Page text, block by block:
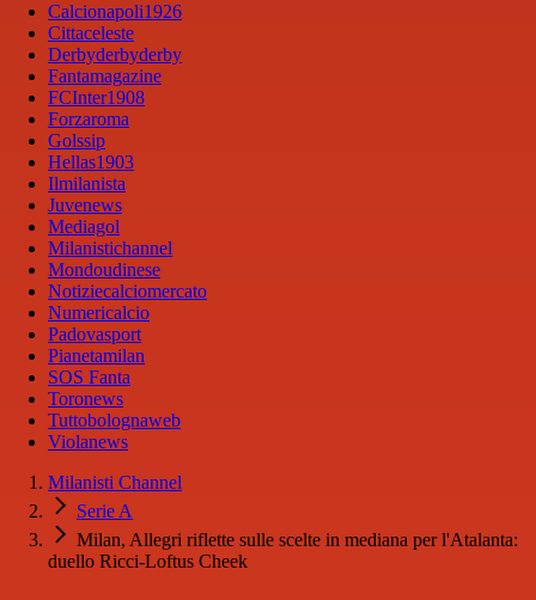
Calcionapoli1926
Cittaceleste
Derbyderbyderby
Fantamagazine
FCInter1908
Forzaroma
Golssip
Hellas1903
Ilmilanista
Juvenews
Mediagol
Milanistichannel
Mondoudinese
Notiziecalciomercato
Numericalcio
Padovasport
Pianetamilan
SOS Fanta
Toronews
Tuttobolognaweb
Violanews
Milanisti Channel
Serie A
Milan, Allegri riflette sulle scelte in mediana per l'Atalanta:
duello Ricci-Loftus Cheek